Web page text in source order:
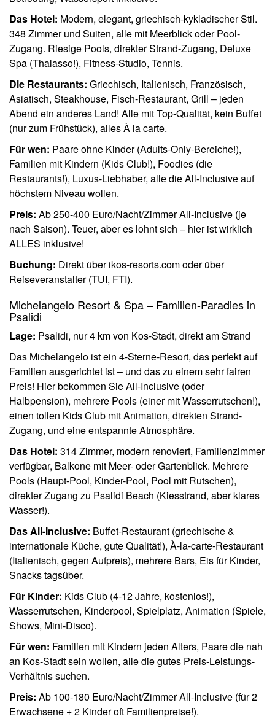
Das Hotel: Modern, elegant, griechisch-kykladischer Stil.
348 Zimmer und Suiten, alle mit Meerblick oder Pool-
Zugang. Riesige Pools, direkter Strand-Zugang, Deluxe
Spa (Thalasso!), Fitness-Studio, Tennis.
Die Restaurants: Griechisch, Italienisch, Französisch,
Asiatisch, Steakhouse, Fisch-Restaurant, Grill – jeden
Abend ein anderes Land! Alle mit Top-Qualität, kein Buffet
(nur zum Frühstück), alles À la carte.
Für wen: Paare ohne Kinder (Adults-Only-Bereiche!),
Familien mit Kindern (Kids Club!), Foodies (die
Restaurants!), Luxus-Liebhaber, alle die All-Inclusive auf
höchstem Niveau wollen.
Preis: Ab 250-400 Euro/Nacht/Zimmer All-Inclusive (je
nach Saison). Teuer, aber es lohnt sich – hier ist wirklich
ALLES inklusive!
Buchung: Direkt über ikos-resorts.com oder über
Reiseveranstalter (TUI, FTI).
Michelangelo Resort & Spa – Familien-Paradies in
Psalidi
Lage: Psalidi, nur 4 km von Kos-Stadt, direkt am Strand
Das Michelangelo ist ein 4-Sterne-Resort, das perfekt auf
Familien ausgerichtet ist – und das zu einem sehr fairen
Preis! Hier bekommen Sie All-Inclusive (oder
Halbpension), mehrere Pools (einer mit Wasserrutschen!),
einen tollen Kids Club mit Animation, direkten Strand-
Zugang, und eine entspannte Atmosphäre.
Das Hotel: 314 Zimmer, modern renoviert, Familienzimmer
verfügbar, Balkone mit Meer- oder Gartenblick. Mehrere
Pools (Haupt-Pool, Kinder-Pool, Pool mit Rutschen),
direkter Zugang zu Psalidi Beach (Kiesstrand, aber klares
Wasser!).
Das All-Inclusive: Buffet-Restaurant (griechische &
internationale Küche, gute Qualität!), À-la-carte-Restaurant
(Italienisch, gegen Aufpreis), mehrere Bars, Eis für Kinder,
Snacks tagsüber.
Für Kinder: Kids Club (4-12 Jahre, kostenlos!),
Wasserrutschen, Kinderpool, Spielplatz, Animation (Spiele,
Shows, Mini-Disco).
Für wen: Familien mit Kindern jeden Alters, Paare die nah
an Kos-Stadt sein wollen, alle die gutes Preis-Leistungs-
Verhältnis suchen.
Preis: Ab 100-180 Euro/Nacht/Zimmer All-Inclusive (für 2
Erwachsene + 2 Kinder oft Familienpreise!).